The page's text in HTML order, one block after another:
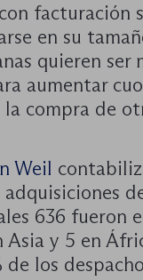
facturación
en su
quieren ser
aumentar
compra de
Weil
636 fueron
Asia y 5 en
de los